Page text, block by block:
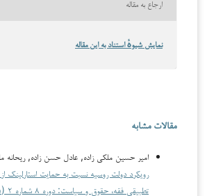
ارجاع به مقاله
نمایش شیوهٔ استناد به این مقاله
مقالات مشابه
امیر حسین ملکی زاده, عادل حسن زاده, ریحانه
رویکرد دولت روسیه نسبت به حمایت استارلینک از
تطبیقی فقه، حقوق و سیاست: دوره ۸ شماره ۲ (۱۴۰۵): تابستان ۱۴۰۵